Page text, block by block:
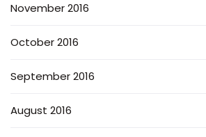
November 2016
October 2016
September 2016
August 2016